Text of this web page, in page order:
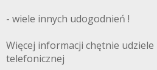
- wiele innych udogodnień !
Więcej informacji chętnie
telefonicznej